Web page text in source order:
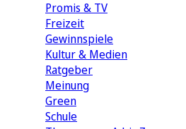
Promis & TV
Freizeit
Gewinnspiele
Kultur & Medien
Ratgeber
Meinung
Green
Schule